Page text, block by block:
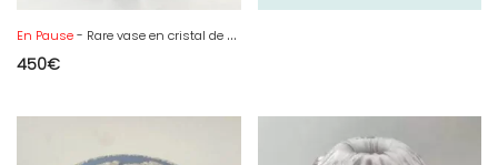
En Pause- Rare vase en cristal de Baccarat par Georges Chevalier modèle Trocadéro ,
450€